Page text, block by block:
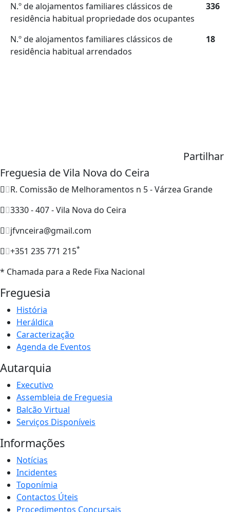
N.º de alojamentos familiares clássicos de
residência habitual propriedade dos ocupantes
336
N.º de alojamentos familiares clássicos de
residência habitual arrendados
18
Partilhar
Freguesia de Vila Nova do Ceira
R. Comissão de Melhoramentos n 5 - Várzea Grande
3330 - 407 - Vila Nova do Ceira
jfvnceira@gmail.com
+351 235 771 215*
* Chamada para a Rede Fixa Nacional
Freguesia
História
Heráldica
Caracterização
Agenda de Eventos
Autarquia
Executivo
Assembleia de Freguesia
Balcão Virtual
Serviços Disponíveis
Informações
Notícias
Incidentes
Toponímia
Contactos Úteis
Procedimentos Concursais